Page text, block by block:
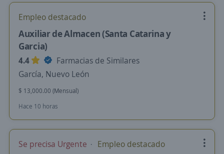
Empleo destacado
Auxiliar de Almacen (Santa Catarina y
Garcia)
4.4
Farmacias de Similares
García, Nuevo León
$ 13,000.00 (Mensual)
Hace 10 horas
Se precisa Urgente Empleo destacado